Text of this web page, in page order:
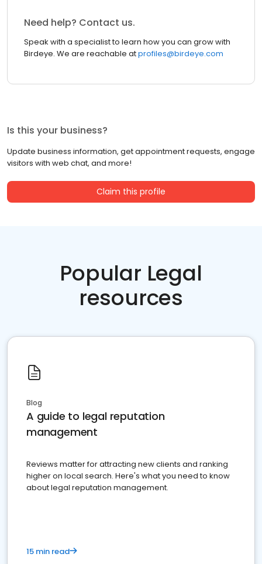
Need help? Contact us.
Speak with a specialist to learn how you can grow with
Birdeye. We are reachable atprofiles@birdeye.com
Is this your business?
Update business information, get appointment requests, engage
visitors with web chat, and more!
Claim this profile
Popular Legal
resources
Blog
A guide to legal reputation
management
Reviews matter for attracting new clients and ranking
higher on local search. Here's what you need to know
about legal reputation management.
15 min read